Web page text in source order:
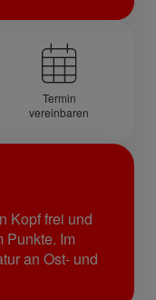
Termin
vereinbaren
Kopf frei und
Punkte. Im
an Ost- und